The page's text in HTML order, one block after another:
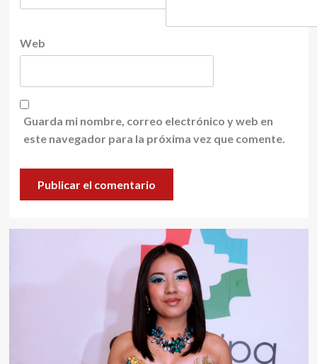
Web
Guarda mi nombre, correo electrónico y web en
este navegador para la próxima vez que comente.